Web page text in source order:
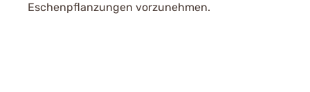
Eschenpflanzungen vorzunehmen.